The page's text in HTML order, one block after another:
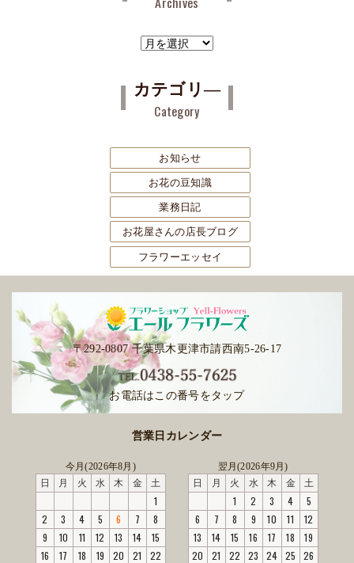
ア
イ
カテゴリ―
Category
お知らせ
お花の豆知識
業務日記
お花屋さんの店長ブログ
フラワーエッセイ
〒292-0807 千葉県木更津市請西南5-26-17
お電話はこの番号をタップ
営業日カレンダー
今月(2026年8月)
日
月 火 水 木 金 土
1
2
3 4 5 6 7
8
9
10 11 12 13 14
15
16
17 18 19 20 21 22
翌月(2026年9月)
日
月 火 水 木 金 土
1 2 3 4
5
6
7 8 9 10 11
12
13
14 15 16 17 18
19
20
21 22 23 24 25 26